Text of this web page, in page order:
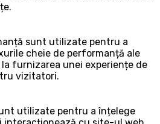
sunt utilizate pentru a
cheie de performanță ale
furnizarea unei experiențe de
vizitatori.
utilizate pentru a înțelege